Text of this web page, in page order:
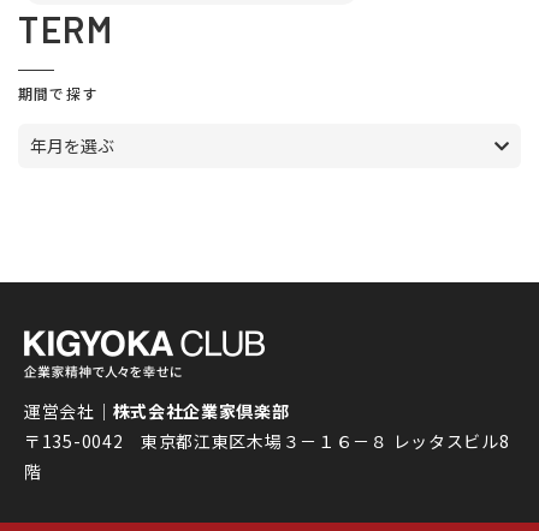
TERM
期間で探す
年月を選ぶ
運営会社｜ 株式会社企業家倶楽部
〒135-0042 東京都江東区木場３－１６－８ レッタスビル8
階